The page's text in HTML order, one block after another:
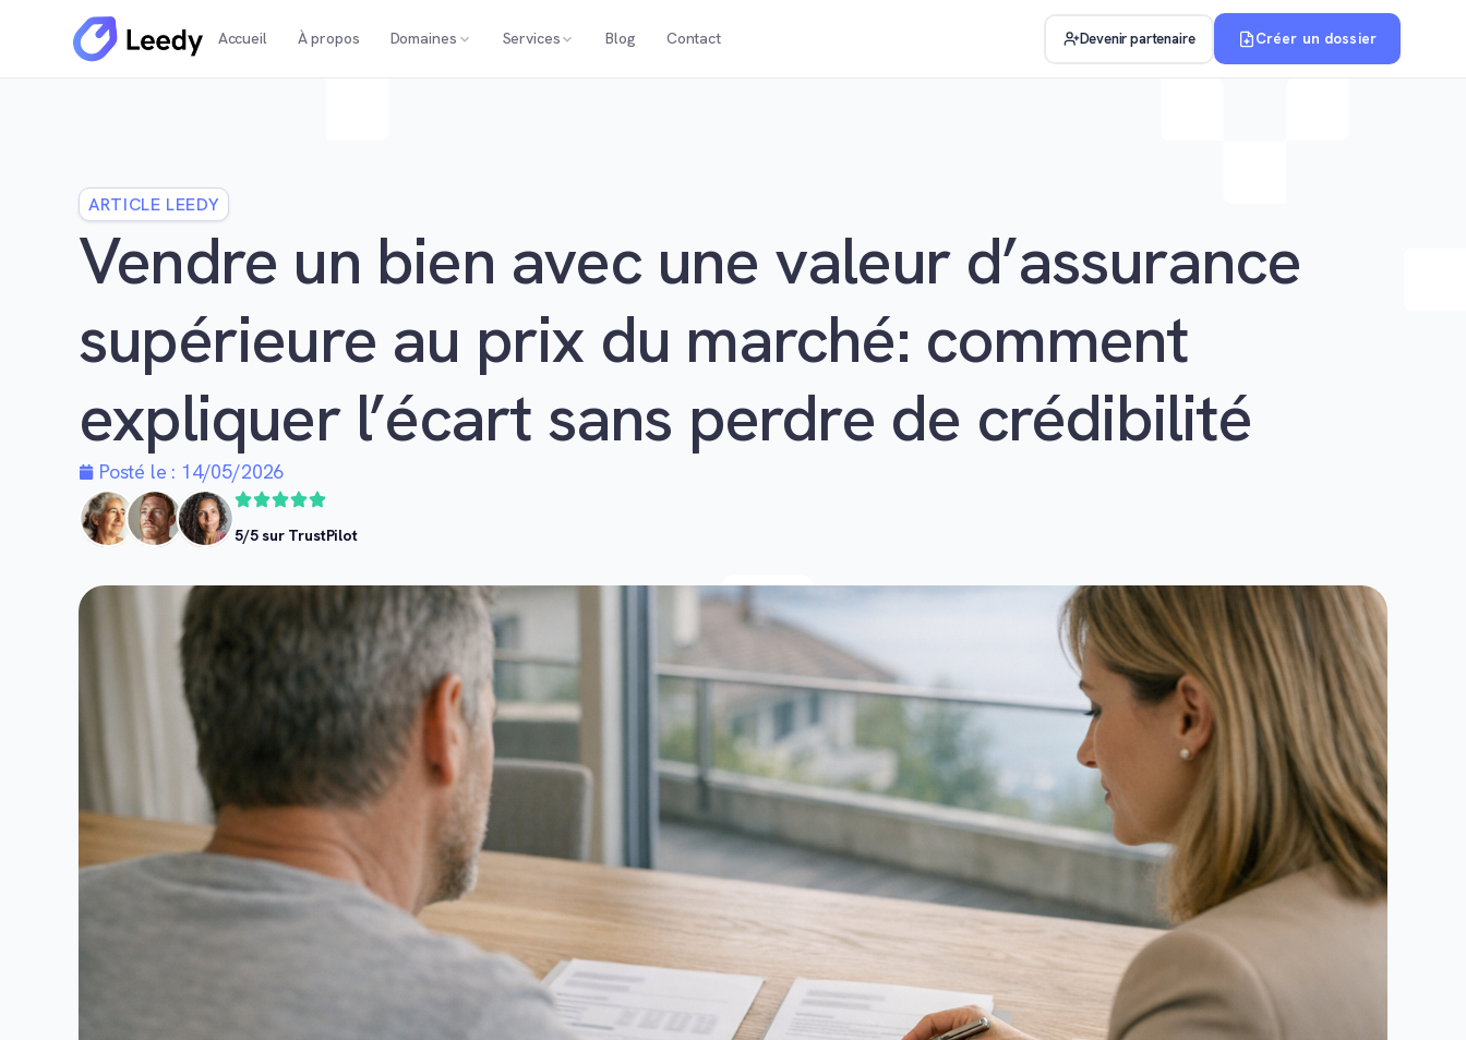
Accueil À propos Domaines Services Blog Contact Devenir partenaire Créer un dossier
ARTICLE LEEDY
Vendre un bien avec une valeur d’assurance
supérieure au prix du marché: comment
expliquer l’écart sans perdre de crédibilité
Posté le : 14/05/2026
5/5 sur TrustPilot